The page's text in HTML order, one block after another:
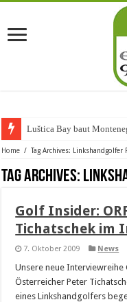
Luštica Bay baut
Home / Tag Archives: Linkshandgolfer
Tag Archives:
Golf Insider:
Tichatschek im
7. Oktober 2009 News
Unsere neue Interviewreihe
Österreicher Peter
eines Linkshandgolfers